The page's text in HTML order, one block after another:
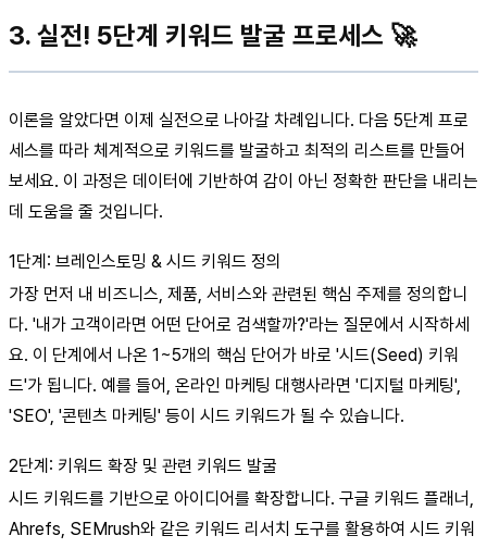
3. 실전! 5단계 키워드 발굴 프로세스 🚀
이론을 알았다면 이제 실전으로 나아갈 차례입니다. 다음 5단계 프로
세스를 따라 체계적으로 키워드를 발굴하고 최적의 리스트를 만들어
보세요. 이 과정은 데이터에 기반하여 감이 아닌 정확한 판단을 내리는
데 도움을 줄 것입니다.
1단계: 브레인스토밍 & 시드 키워드 정의
가장 먼저 내 비즈니스, 제품, 서비스와 관련된 핵심 주제를 정의합니
다. '내가 고객이라면 어떤 단어로 검색할까?'라는 질문에서 시작하세
요. 이 단계에서 나온 1~5개의 핵심 단어가 바로 '시드(Seed) 키워
드'가 됩니다. 예를 들어, 온라인 마케팅 대행사라면 '디지털 마케팅',
'SEO', '콘텐츠 마케팅' 등이 시드 키워드가 될 수 있습니다.
2단계: 키워드 확장 및 관련 키워드 발굴
시드 키워드를 기반으로 아이디어를 확장합니다. 구글 키워드 플래너,
Ahrefs, SEMrush와 같은 키워드 리서치 도구를 활용하여 시드 키워